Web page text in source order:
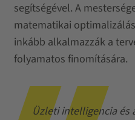
segítségével. A
matematikai
inkább alkalmazzák a
folyamatos finomítására.
Üzleti intelligencia és